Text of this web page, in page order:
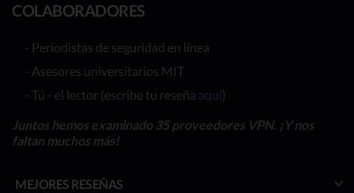
COLABORADORES
- Periodistas de seguridad en línea
- Asesores universitarios MIT
- Tú - el lector (escribe tu reseña aquí)
Juntos hemos examinado 35 proveedores VPN. ¡Y nos
faltan muchos más!
MEJORES RESEÑAS